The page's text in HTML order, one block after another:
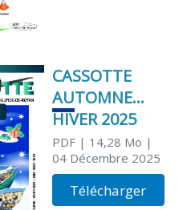
CASSOTTE
AUTOMNE
HIVER 2025
PDF| 14,28 Mo |
04 Décembre 2025
Télécharger